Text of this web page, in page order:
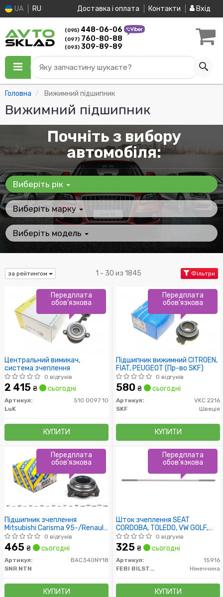
UA RU Доставка і оплата Контакти Вхід
(095) 448-06-06
(097) 760-80-88
(093) 309-89-89
Яку запчастину шукаєте?
Головна Вижимний підшипник
Вижимний підшипник
Почніть з вибору
автомобіля:
Виберіть рік
Виберіть марку
Виберіть модель
за рейтингом 1 - 30 из 1845 Фільтри
Центральний вимикач,
система зчеплення
0 відгуків
2 415 ₴ сьогодні
Артикул:
510 0097 10
LuK
КУПИТИ
Передплата
обов'язкова
Підшипник вижимний CITROEN,
FIAT, PEUGEOT (Пр-во SKF)
0 відгуків
580 ₴ сьогодні
Артикул:
VKC 2216
SKF
Швеція
КУПИТИ
Передплата
обов'язкова
Підшипник зчеплення
Mitsubishi Carisma 95-/Renault
Kangoo 97-/Volvo S40 96-
0 відгуків
465 ₴ сьогодні
Артикул:
BAC340NY18
SNR NTN
КУПИТИ
Передплата
обов'язкова
Шток зчеплення SEAT
CORDOBA, TOLEDO, VW GOLF,
CADDY 77-06 (Пр-во FEBI)
0 відгуків
325 ₴ сьогодні
Артикул:
15916
FEBI BILSTEIN
Німеччина
КУПИТИ
Передплата
обов'язкова